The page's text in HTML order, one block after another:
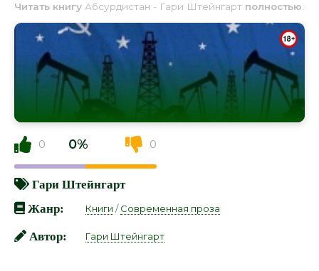
Читать книгу Абсурдистан - Гари Штейнгарт полностью
0 0% 0
Гари Штейнгарт
Жанр:
Книги /Современная проза
Автор: Гари Штейнгарт